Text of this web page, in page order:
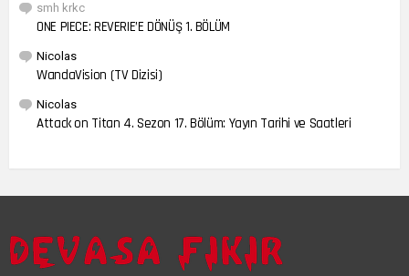
smh krkc
ONE PIECE: REVERIE’E DÖNÜŞ 1. BÖLÜM
Nicolas
WandaVision (TV Dizisi)
Nicolas
Attack on Titan 4. Sezon 17. Bölüm: Yayın Tarihi ve Saatleri